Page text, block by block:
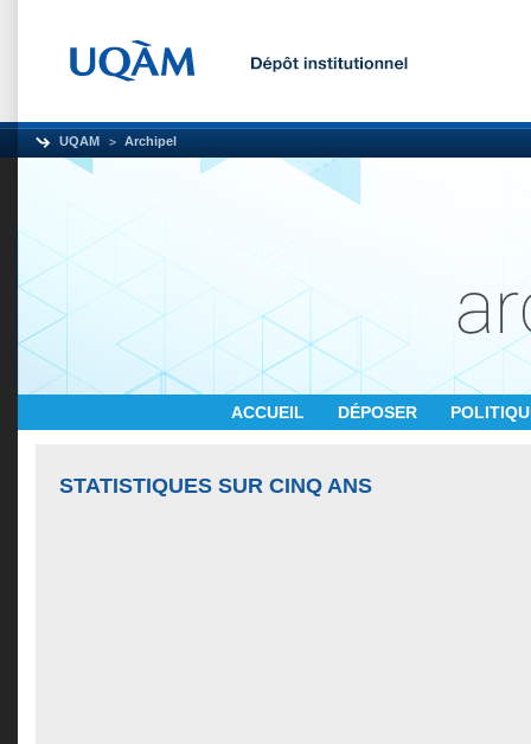
UQAM Archipel
ACCUEIL DÉPOSER
STATISTIQUES SUR CINQ ANS